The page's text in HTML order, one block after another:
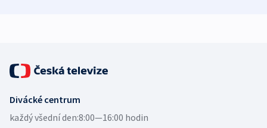
Divácké centrum
každý všední den:8:00—16:00 hodin